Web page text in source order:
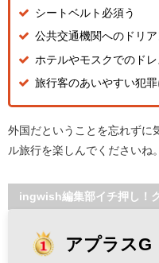
シートベルト必須う
公共交通機関へのドリ
ホテルやモスクでのドレ
旅行客のあいやすい犯
外国だということを忘れずに
ル旅行を楽しんでくださいね。
ingwish編集部イチ押し！
アプラスG